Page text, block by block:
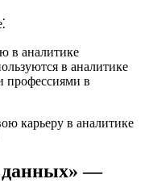
в аналитике
в аналитике
профессиями в
карьеру в аналитике
данных» —